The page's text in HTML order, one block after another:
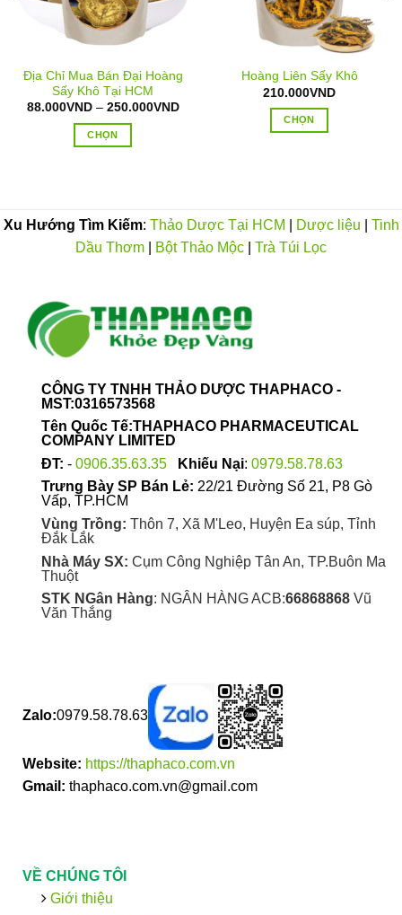
Địa Chỉ Mua Bán Đại Hoàng
Sấy Khô Tại HCM
88.000VND – 250.000VNDKhoảng
CHỌN
nhiều
biến
tùy
chọn
có
được
chọn
trên
trang
sản
Hoàng Liên Sấy Khô
210.000VND
CHỌN
nhiều
biến
thể.
chọn
trang
phẩm
Xu Hướng Tìm Kiếm: Thảo Dược Tại HCM Dược liệu
Tinh
Dầu Thơm
Bột Thảo Mộc Trà Túi Lọc
CÔNG TY TNHH THẢO DƯỢC THAPHACO -
MST:0316573568
Tên Quốc Tế:THAPHACO PHARMACEUTICAL
COMPANY LIMITED
ĐT: - 0906.35.63.35 Khiếu Nại: 0979.58.78.63
Trưng Bày SP Bán Lẻ: 22/21 Đường Số 21, P8 Gò
Vấp, TP.HCM
Vùng Trồng: Thôn 7, Xã M'Leo, Huyện Ea súp, Tỉnh
Đắk Lắk
Nhà Máy SX: Cụm Công Nghiệp Tân An, TP.Buôn Ma
Thuột
STK NGân Hàng: NGÂN HÀNG ACB:66868868Vũ
Văn Thắng
Zalo:0979.58.78.63
Website: https://thaphaco.com.vn
Gmail: thaphaco.com.vn@gmail.com
VỀ CHÚNG TÔI
Giới thiệu